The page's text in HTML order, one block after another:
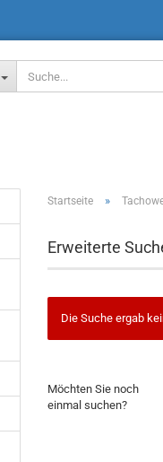
Startseite »
Erweiterte
Die Suche ergab
SIE
NOCH
Möchten Sie noch
einmal suchen?